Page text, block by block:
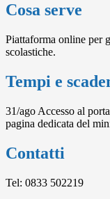
Cosa serve
Piattaforma online per
scolastiche.
Tempi e
31/ago Accesso al
pagina dedicata del
Contatti
Tel: 0833 502219